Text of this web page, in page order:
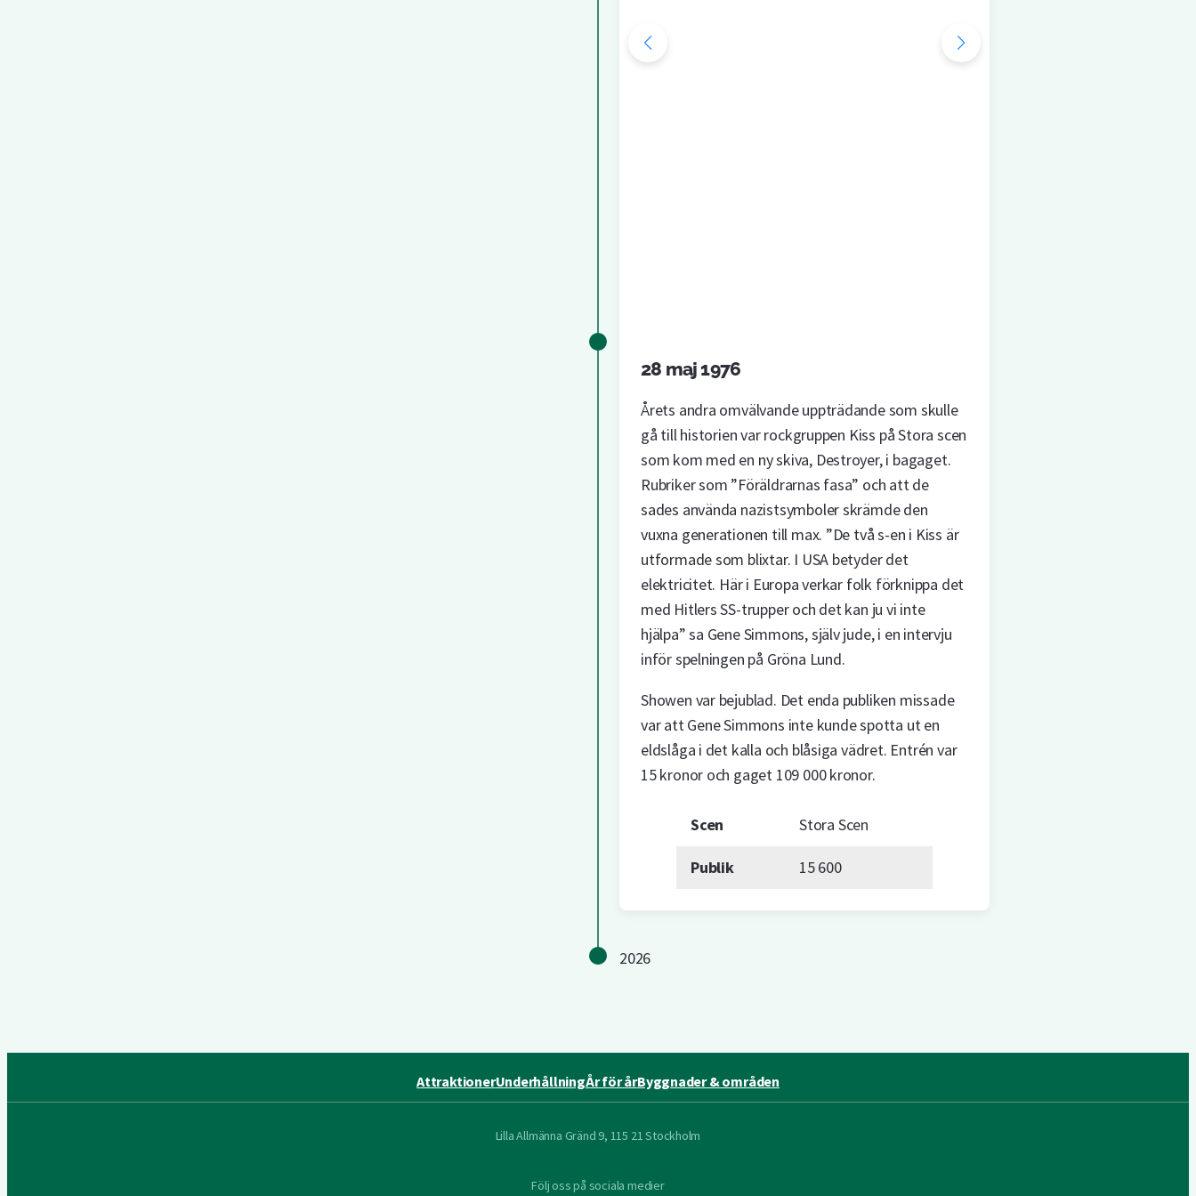
28 maj 1976
Årets andra omvälvande uppträdande som skulle
gå till historien var rockgruppen Kiss på Stora scen
som kom med en ny skiva, Destroyer, i bagaget.
Rubriker som ”Föräldrarnas fasa” och att de
sades använda nazistsymboler skrämde den
vuxna generationen till max. ”De två s-en i Kiss är
utformade som blixtar. I USA betyder det
elektricitet. Här i Europa verkar folk förknippa det
med Hitlers SS-trupper och det kan ju vi inte
hjälpa” sa Gene Simmons, själv jude, i en intervju
inför spelningen på Gröna Lund.
Showen var bejublad. Det enda publiken missade
var att Gene Simmons inte kunde spotta ut en
eldslåga i det kalla och blåsiga vädret. Entrén var
15 kronor och gaget 109 000 kronor.
Scen Stora Scen
Publik 15 600
2026
AttraktionerUnderhållningÅr för årByggnader & områden
Lilla Allmänna Gränd 9, 115 21 Stockholm
Följ oss på sociala medier